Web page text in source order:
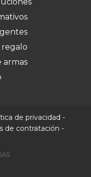
armas
de privacidad -
de contratación -